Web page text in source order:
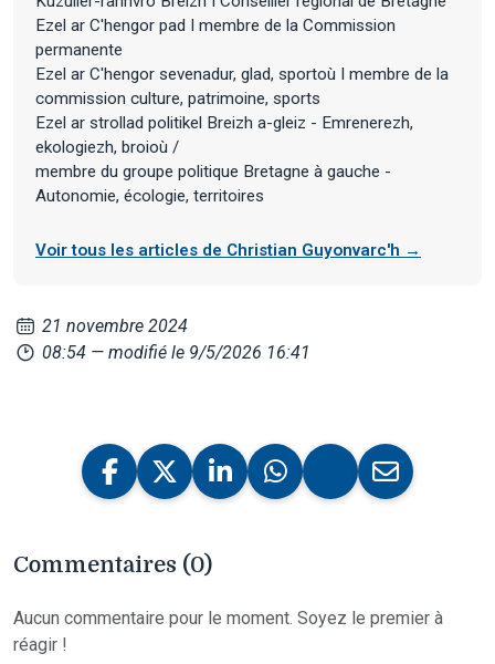
Ezel ar C'hengor pad I membre de la Commission
permanente
Ezel ar C'hengor sevenadur, glad, sportoù I membre de la
commission culture, patrimoine, sports
Ezel ar strollad politikel Breizh a-gleiz - Emrenerezh,
ekologiezh, broioù /
membre du groupe politique Bretagne à gauche -
Autonomie, écologie, territoires
Voir tous les articles de Christian Guyonvarc'h →
21 novembre 2024
08:54 — modifié le 9/5/2026 16:41
Commentaires (0)
Aucun commentaire pour le moment. Soyez le premier à
réagir !